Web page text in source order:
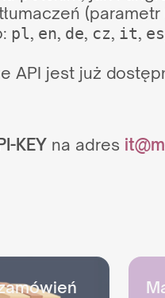
(parametr
pl, en, de, cz, it, es
API jest już
KEY na adres